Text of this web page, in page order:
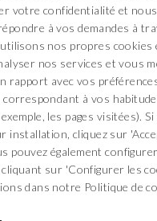
Hotel Can Pico
Pelacalç (Girona)
T. +34 872 201 800
NEWSLETTER
CONTACT
votre confidentialité et nous
à vos demandes à
nos propres cookies
nos services et vous
rapport avec vos
à vos
les pages visitées).
installation, cliquez sur
pouvez également
sur 'Configurer les
dans notre Politique de